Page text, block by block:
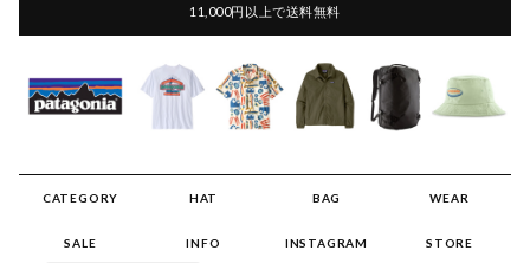
11,000円以上で送料無料
CATEGORY HAT BAG WEAR
SALE INFO INSTAGRAM STORE